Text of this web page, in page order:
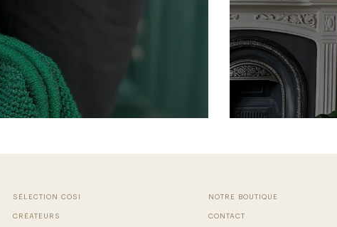
SÉLECTION COSI
CRÉATEURS
NOTRE BOUTIQUE
CONTACT